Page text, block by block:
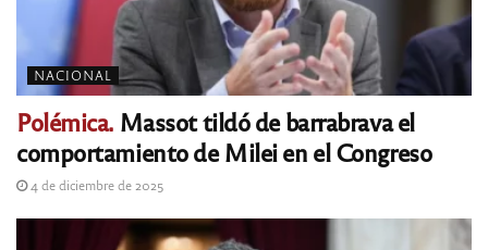
NACIONAL
Polémica. Massot tildó de barrabrava el
comportamiento de Milei en el Congreso
4 de diciembre de 2025